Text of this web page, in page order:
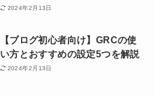
2024年2月13日
【ブログ初心者向け】GRCの使
い方とおすすめの設定5つを解説
2024年2月13日